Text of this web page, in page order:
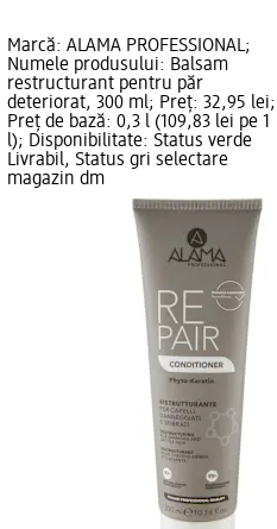
Marcă: ALAMA PROFESSIONAL;
Numele produsului: Balsam
restructurant pentru păr
deteriorat, 300 ml; Preț: 32,95 lei;
Preț de bază: 0,3 l (109,83 lei pe 1
l); Disponibilitate: Status verde
Livrabil, Status gri selectare
magazin dm